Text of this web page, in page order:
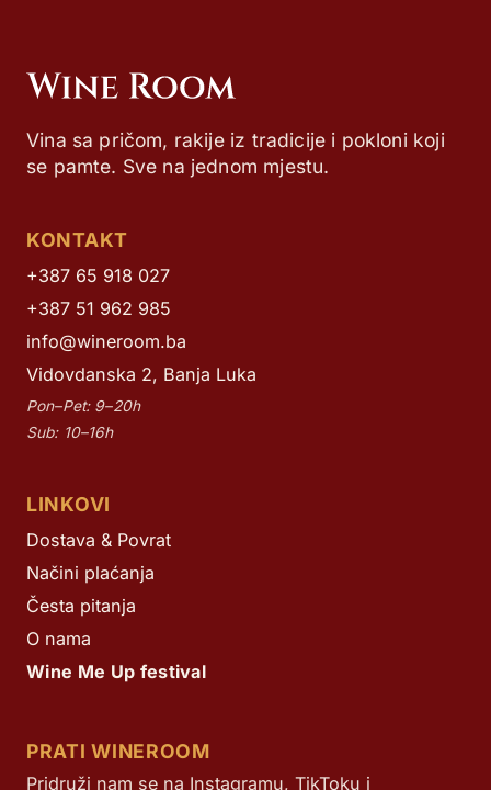
Vina sa pričom, rakije iz tradicije i pokloni koji
se pamte. Sve na jednom mjestu.
KONTAKT
+387 65 918 027
+387 51 962 985
info@wineroom.ba
Vidovdanska 2, Banja Luka
Pon–Pet: 9–20h
Sub: 10–16h
LINKOVI
Dostava & Povrat
Načini plaćanja
Česta pitanja
O nama
Wine Me Up festival
PRATI WINEROOM
Pridruži nam se na Instagramu, TikToku i